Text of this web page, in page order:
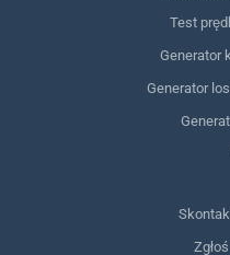
Test
Generator
Generator